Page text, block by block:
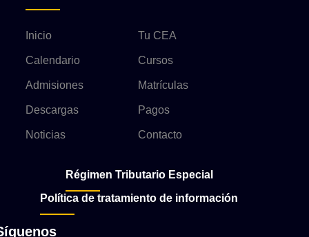
Inicio Tu CEA
Calendario Cursos
Admisiones Matrículas
Descargas Pagos
Noticias Contacto
Régimen Tributario Especial
Política de tratamiento de información